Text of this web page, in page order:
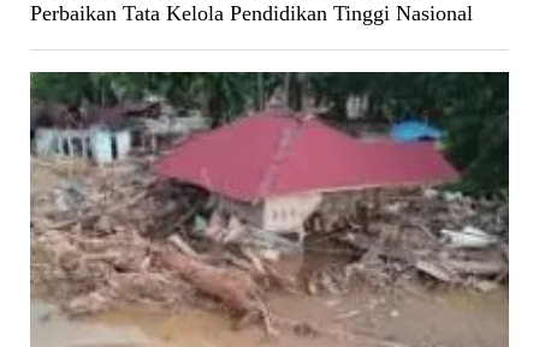
Perbaikan Tata Kelola Pendidikan Tinggi Nasional